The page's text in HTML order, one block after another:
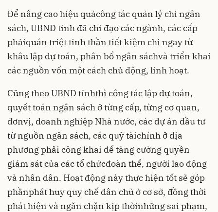
Ðể nâng cao hiệu quảcông tác quản lý chi ngân
sách, UBND tỉnh đã chỉ đạo các ngành, các cấp
phảiquán triệt tinh thần tiết kiệm chi ngay từ
khâu lập dự toán, phân bổ ngân sáchvà triển khai
các nguồn vốn một cách chủ động, linh hoạt.
Cũng theo UBND tỉnhthì công tác lập dự toán,
quyết toán ngân sách ở từng cấp, từng cơ quan,
đơnvị, doanh nghiệp Nhà nước, các dự án đầu tư
từ nguồn ngân sách, các quỹ tàichính ở địa
phương phải công khai để tăng cường quyền
giám sát của các tổ chứcđoàn thể, người lao động
và nhân dân. Hoạt động này thực hiện tốt sẽ góp
phầnphát huy quy chế dân chủ ở cơ sở, đồng thời
phát hiện và ngăn chặn kịp thờinhững sai phạm,